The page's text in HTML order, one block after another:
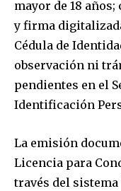
mayor de 18
y firma
Cédula de
observación ni
pendientes en el
Identificación
La emisión
Licencia para
través del sistema